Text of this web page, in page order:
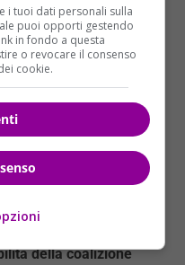
a 37 anni di
militari
SEC indaga sulla
della coalizione
i tuoi dati personali sulla
puoi opporti gestendo
in fondo a questa
o revocare il consenso
cookie.